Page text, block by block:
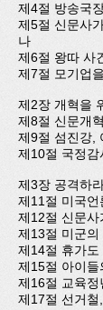
제4절 방송국
제5절 신문사
나
제6절 왕따 사
제7절 모기업
제2장 개혁을
제8절 신문개
제9절 섬진강,
제10절 국정
제3장 공격하
제11절 미국
제12절 신문사
제13절 미군
제14절 휴가
제15절 아이
제16절 교육정
제17절 선거